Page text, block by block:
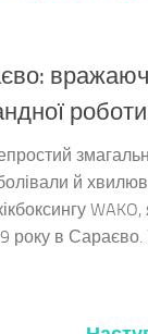
роботи
й
року в Сараєво.